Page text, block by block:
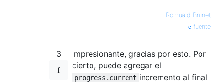
— Romuald Brunet
fuente
3
Impresionante, gracias por esto. Por
cierto, puede agregar el
progress.current incremento al final